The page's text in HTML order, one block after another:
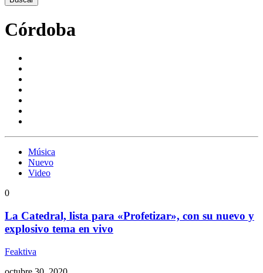
Córdoba
Música
Nuevo
Video
0
La Catedral, lista para «Profetizar», con su nuevo y
explosivo tema en vivo
Feaktiva